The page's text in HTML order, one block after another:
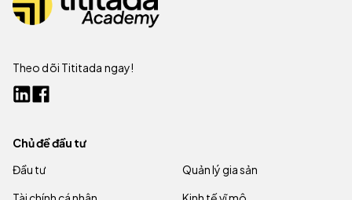
Theo dõi Tititada ngay!
Chủ đề đầu tư
Đầu tư
Quản lý gia sản